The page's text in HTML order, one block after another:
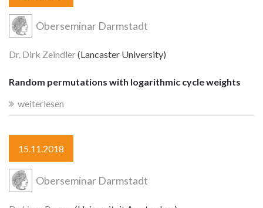
Oberseminar Darmstadt
Dr. Dirk Zeindler(Lancaster University)
Random permutations with logarithmic cycle weights
weiterlesen
15.11.2018
Oberseminar Darmstadt